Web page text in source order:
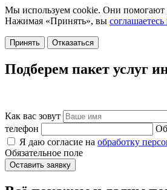
Мы используем cookie. Они помогают
Нажимая «Принять», вы
Принять Отказаться
Подберем пакет услуг
Как вас зовут
телефон
Я даю согласие на обработку
Обязательное поле
Оставить заявку